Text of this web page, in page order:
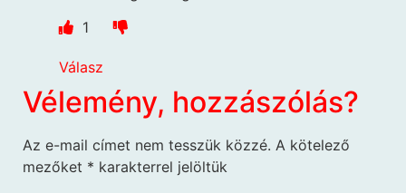
1
Válasz
Vélemény, hozzászólás?
Az e-mail címet nem tesszük közzé. A kötelező
mezőket * karakterrel jelöltük